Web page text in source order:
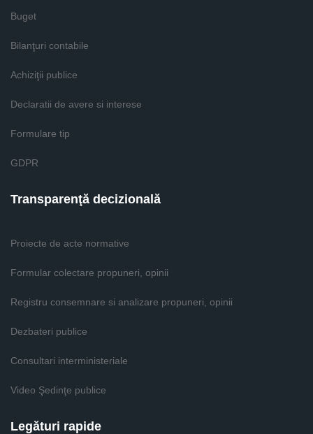
Buget
Bilanţuri contabile
Achiziţii publice
Declaratii de avere si interese
Formulare tip
GDPR
Transparenţă decizională
Proiecte de acte normative
Formular colectare propuneri, opinii
Registru consemnare si analizare propuneri, opinii
Dezbateri publice
Consultari interministeriale
Video Şedinţe publice
Legături rapide